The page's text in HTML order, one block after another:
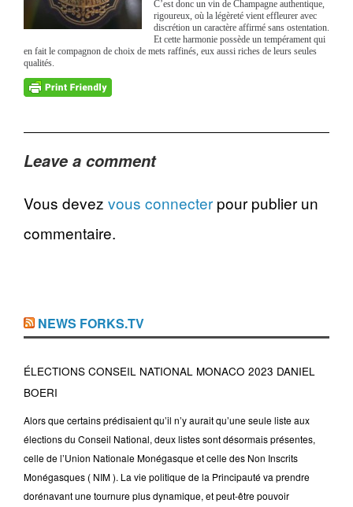
C’est donc un vin de Champagne authentique,
rigoureux, où la légèreté vient effleurer avec
discrétion un caractère affirmé sans ostentation.
Et cette harmonie possède un tempérament qui
en fait le compagnon de choix de mets raffinés, eux aussi riches de leurs seules
qualités.
Leave a comment
Vous devez vous connecter pour publier un
commentaire.
NEWS FORKS.TV
ÉLECTIONS CONSEIL NATIONAL MONACO 2023 DANIEL
BOERI
Alors que certains prédisaient qu’il n’y aurait qu’une seule liste aux
élections du Conseil National, deux listes sont désormais présentes,
celle de l’Union Nationale Monégasque et celle des Non Inscrits
Monégasques ( NIM ). La vie politique de la Principauté va prendre
dorénavant une tournure plus dynamique, et peut-être pouvoir